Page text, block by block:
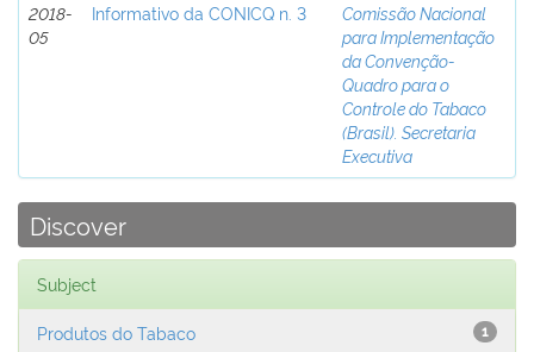
2018-
05
Informativo da CONICQ n. 3
Comissão Nacional
para Implementação
da Convenção-
Quadro para o
Controle do Tabaco
(Brasil). Secretaria
Executiva
Discover
Subject
1
Produtos do Tabaco